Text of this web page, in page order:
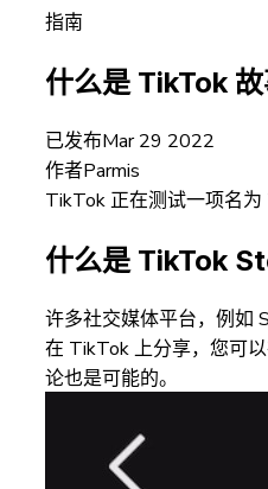
指南
什么是 TikTok 故
已发布Mar 29 2022
作者Parmis
TikTok 正在测试一项名
什么是 TikTok
许多社交媒体平台，例如
在 TikTok 上分享，您可
论也是可能的。